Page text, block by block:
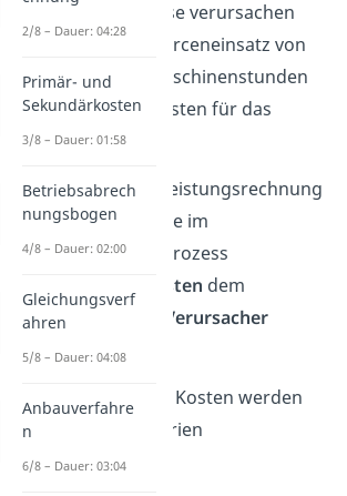
(Produktion). Diese verursachen
durch den Ressourceneinsatz von
beispielsweise Maschinenstunden
oder Personal, Kosten für das
Unternehmen.
Die Kosten- und Leistungsrechnung
dient also dazu, die im
Wertschöpfungsprozess
Kosten dem
entsprechenden
Verursacher
zuzuordnen.
Die entstandenen Kosten werden
dabei in drei Kriterien
unterschieden:
2/8 – Dauer: 04:28
Primär- und
Sekundärkosten
3/8 – Dauer: 01:58
Betriebsabrech
nungsbogen
4/8 – Dauer: 02:00
Gleichungsverf
ahren
5/8 – Dauer: 04:08
Anbauverfahre
n
6/8 – Dauer: 03:04